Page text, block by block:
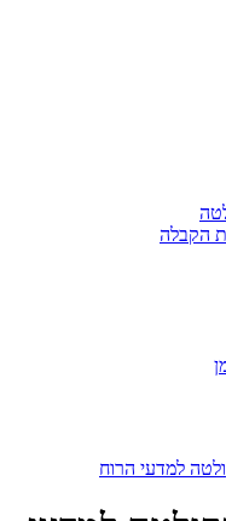
הקבלה
למדעי הרוח